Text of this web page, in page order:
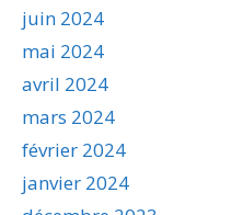
juin 2024
mai 2024
avril 2024
mars 2024
février 2024
janvier 2024